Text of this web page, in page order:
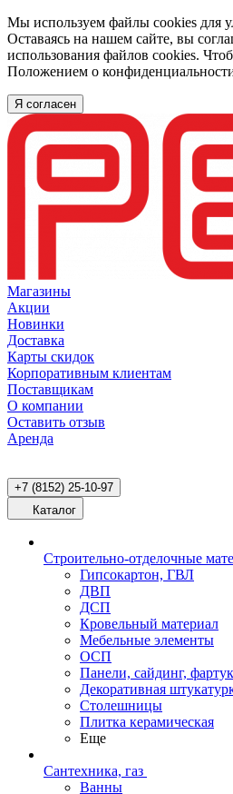
Мы используем файлы cookies для
Оставаясь на нашем сайте, вы
использования файлов cookies.
Положением о
Я согласен
Магазины
Акции
Новинки
Доставка
Карты скидок
Корпоративным клиентам
Поставщикам
О компании
Оставить отзыв
Аренда
+7 (8152) 25-10-97
Каталог
Строительно-отделочные
Гипсокартон, ГВЛ
ДВП
ДСП
Кровельный материал
Мебельные элементы
ОСП
Панели, сайдинг,
Декоративная
Столешницы
Плитка керамическая
Еще
Сантехника, газ
Ванны